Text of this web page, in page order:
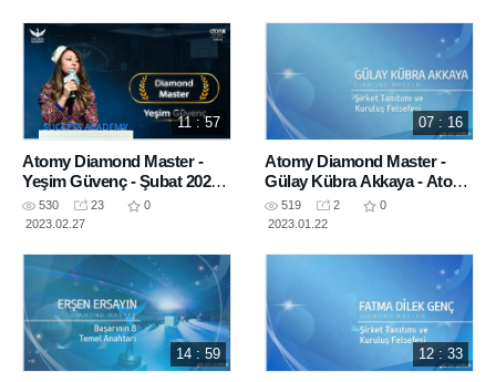
11 : 57
Atomy Diamond Master -
Yeşim Güvenç - Şubat 2023
Success Academy - Hayat
Senaryosu
530 23
0
2023.02.27
07 : 16
Atomy Diamond Master -
Gülay Kübra Akkaya - Atomy
Şirket Tanıtımı - Ocak 2023
OneDay Seminar Bursa
519 2
0
2023.01.22
14 : 59 12 : 33